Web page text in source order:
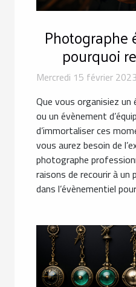
Photographe
pourquoi
Mercredi 15 février
Que vous organisiez un
ou un évènement
d’immortaliser ces
vous aurez besoin de
photographe
raisons de recourir à un
dans l’évènementiel